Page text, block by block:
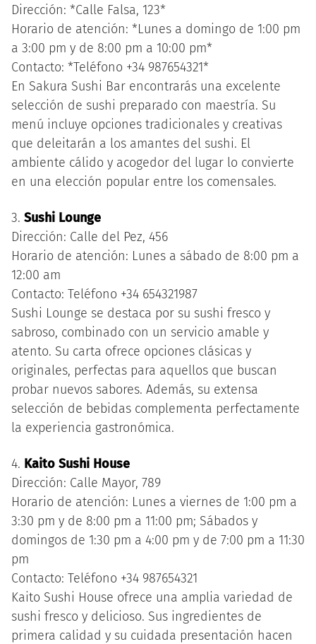
Dirección: *Calle Falsa, 123*
Horario de atención: *Lunes a domingo de 1:00 pm
a 3:00 pm y de 8:00 pm a 10:00 pm*
Contacto: *Teléfono +34 987654321*
En Sakura Sushi Bar encontrarás una excelente
selección de sushi preparado con maestría. Su
menú incluye opciones tradicionales y creativas
que deleitarán a los amantes del sushi. El
ambiente cálido y acogedor del lugar lo convierte
en una elección popular entre los comensales.
3. Sushi Lounge
Dirección: Calle del Pez, 456
Horario de atención: Lunes a sábado de 8:00 pm a
12:00 am
Contacto: Teléfono +34 654321987
Sushi Lounge se destaca por su sushi fresco y
sabroso, combinado con un servicio amable y
atento. Su carta ofrece opciones clásicas y
originales, perfectas para aquellos que buscan
probar nuevos sabores. Además, su extensa
selección de bebidas complementa perfectamente
la experiencia gastronómica.
4. Kaito Sushi House
Dirección: Calle Mayor, 789
Horario de atención: Lunes a viernes de 1:00 pm a
3:30 pm y de 8:00 pm a 11:00 pm; Sábados y
domingos de 1:30 pm a 4:00 pm y de 7:00 pm a 11:30
pm
Contacto: Teléfono +34 987654321
Kaito Sushi House ofrece una amplia variedad de
sushi fresco y delicioso. Sus ingredientes de
primera calidad y su cuidada presentación hacen